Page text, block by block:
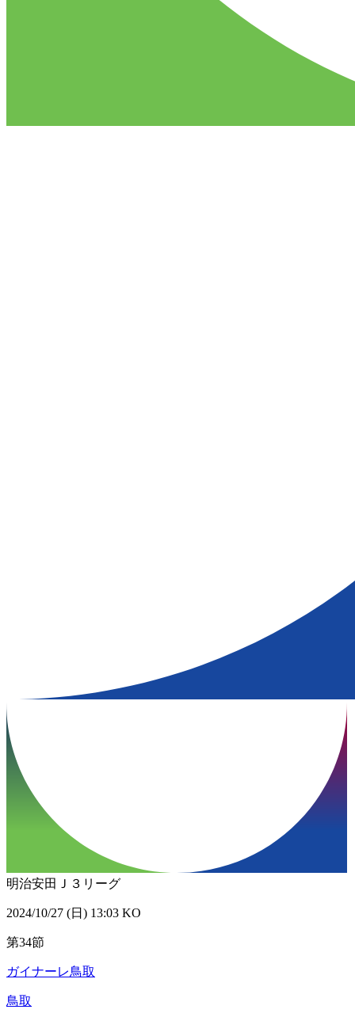
明治安田Ｊ３リーグ
2024/10/27 (日) 13:03 KO
第34節
ガイナーレ鳥取
鳥取